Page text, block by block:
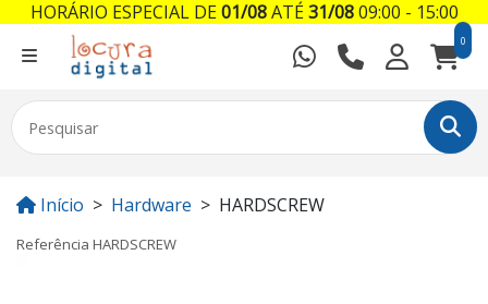
0
Início Hardware HARDSCREW
Referência HARDSCREW
HORÁRIO ESPECIAL DE01/08ATÉ31/0809:00 - 15:00